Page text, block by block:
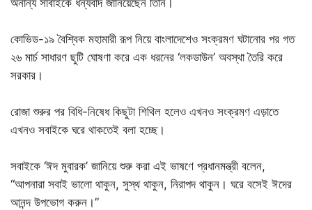
অনান্য সাবাইকে ধন্যবাদ জানিয়েছেন তিনি।
কোভিড-১৯ বৈশ্বিক মহামারী রূপ নিয়ে বাংলাদেশেও সংক্রমণ ঘটানোর পর গত
২৬ মার্চ সাধারণ ছুটি ঘোষণা করে এক ধরনের ‘লকডাউন’ অবস্থা তৈরি করে
সরকার।
রোজা শুরুর পর বিধি-নিষেধ কিছুটা শিথিল হলেও এখনও সংক্রমণ এড়াতে
এখনও সবাইকে ঘরে থাকতেই বলা হচ্ছে।
সবাইকে ‘ঈদ মুবারক’ জানিয়ে শুরু করা এই ভাষণে প্রধানমন্ত্রী বলেন,
“আপনারা সবাই ভালো থাকুন, সুস্থ থাকুন, নিরাপদ থাকুন। ঘরে বসেই ঈদের
আনন্দ উপভোগ করুন।”